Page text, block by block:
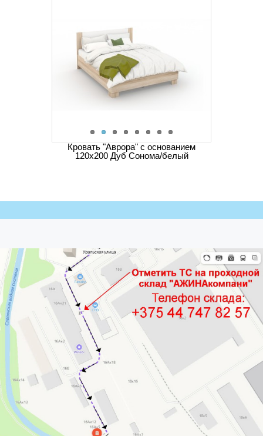
Кровать "Аврора" с основанием
120х200 Дуб Сонома/белый